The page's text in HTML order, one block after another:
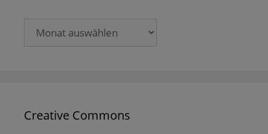
Creative Commons